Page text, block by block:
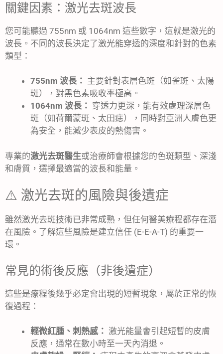
關鍵因素：激光去斑波長
您可能聽過 755nm 或 1064nm 這些數字，這就是激光的
波長。不同的波長決定了激光能穿透的深度和針對的色素
類型：
755nm 波長： 主要針對表層色斑（如雀斑、太陽
斑），對黑色素吸收率極高。
1064nm 波長： 穿透力更深，能有效處理深層色
斑（如荷爾蒙斑、太田痣），同時對亞洲人膚色更
為安全，能減少表皮的熱傷害。
專業的激光去斑醫生或治療師會根據您的色斑類型、深淺
和膚質，選擇最適當的波長和能量。
⚠️ 激光去斑的風險與後遺症
雖然激光去斑技術已非常成熟，但任何醫美療程都存在潛
在風險。了解這些風險是建立信任 (E-E-A-T) 的重要一
環。
常見的術後反應（非後遺症）
這些是療程後幾乎必定會出現的短暫現象，屬於正常的恢
復過程：
輕微紅腫、刺熱感： 激光能量會引起短暫的皮膚
反應，通常在數小時至一天內消退。